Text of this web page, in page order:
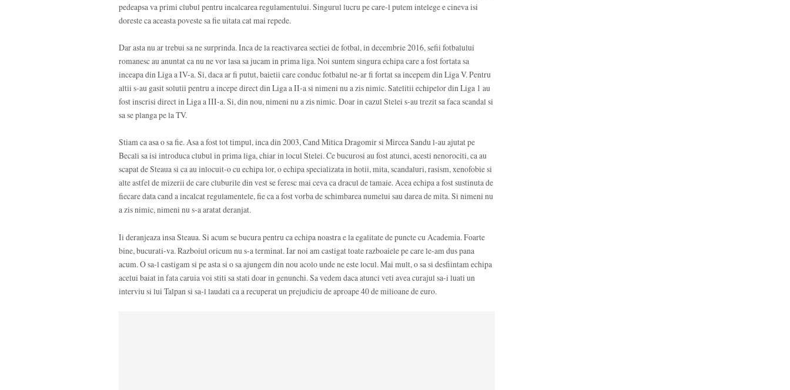
pedeapsa va primi clubul pentru incalcarea regulamentului. Singurul lucru pe care-l putem intelege e cineva isi
doreste ca aceasta poveste sa fie uitata cat mai repede.
Dar asta nu ar trebui sa ne surprinda. Inca de la reactivarea sectiei de fotbal, in decembrie 2016, sefii fotbalului
romanesc au anuntat ca nu ne vor lasa sa jucam in prima liga. Noi suntem singura echipa care a fost fortata sa
inceapa din Liga a IV-a. Si, daca ar fi putut, baietii care conduc fotbalul ne-ar fi fortat sa incepem din Liga V. Pentru
altii s-au gasit solutii pentru a incepe direct din Liga a II-a si nimeni nu a zis nimic. Satelitii echipelor din Liga 1 au
fost inscrisi direct in Liga a III-a. Si, din nou, nimeni nu a zis nimic. Doar in cazul Stelei s-au trezit sa faca scandal si
sa se planga pe la TV.
Stiam ca asa o sa fie. Asa a fost tot timpul, inca din 2003, Cand Mitica Dragomir si Mircea Sandu l-au ajutat pe
Becali sa isi introduca clubul in prima liga, chiar in locul Stelei. Ce bucurosi au fost atunci, acesti nenorociti, ca au
scapat de Steaua si ca au inlocuit-o cu echipa lor, o echipa specializata in hotii, mita, scandaluri, rasism, xenofobie si
alte astfel de mizerii de care cluburile din vest se feresc mai ceva ca dracul de tamaie. Acea echipa a fost sustinuta de
fiecare data cand a incalcat regulamentele, fie ca a fost vorba de schimbarea numelui sau darea de mita. Si nimeni nu
a zis nimic, nimeni nu s-a aratat deranjat.
Ii deranjeaza insa Steaua. Si acum se bucura pentru ca echipa noastra e la egalitate de puncte cu Academia. Foarte
bine, bucurati-va. Razboiul oricum nu s-a terminat. Iar noi am castigat toate razboaiele pe care le-am dus pana
acum. O sa-l castigam si pe asta si o sa ajungem din nou acolo unde ne este locul. Mai mult, o sa si desfiintam echipa
acelui baiat in fata caruia voi stiti sa stati doar in genunchi. Sa vedem daca atunci veti avea curajul sa-i luati un
interviu si lui Talpan si sa-l laudati ca a recuperat un prejudiciu de aproape 40 de milioane de euro.